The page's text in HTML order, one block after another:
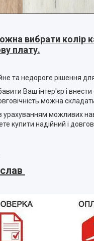
вибрати колір
плату.
та недороге рішення
Ваш інтер'єр і
можна
урахуванням можливих
надійний і